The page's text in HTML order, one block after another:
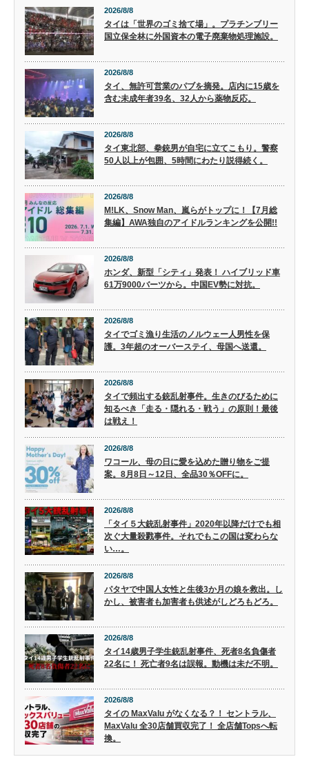
2026/8/8
タイは「世界のゴミ捨て場」。プラチンブリー
国立保全林に外国資本の電子廃棄物処理施設。
2026/8/8
タイ、無許可営業のパブを摘発。店内に15歳を
含む未成年者39名、32人から薬物反応。
2026/8/8
タイ東北部、拳銃男が自宅に立てこもり。警察
50人以上が包囲、5時間にわたり説得続く。
2026/8/8
M!LK、Snow Man、嵐らがトップに！【7月総
集編】AWA独自のアイドルランキングを公開!!
2026/8/8
ホンダ、新型「シティ」発表！ ハイブリッド車
61万9000バーツから。中国EV勢に対抗。
2026/8/8
タイでゴミ漁り生活のノルウェー人男性を保
護。3年超のオーバーステイ、母国へ送還。
2026/8/8
タイで頻出する銃乱射事件。生きのびるために
知るべき「走る・隠れる・戦う」の原則！最後
は戦え！
2026/8/8
ワコール、母の日に愛を込めた贈り物をご提
案。8月8日～12日、全品30％OFFに。
2026/8/8
「タイ５大銃乱射事件」2020年以降だけでも相
次ぐ大量殺戮事件。それでもこの国は変わらな
い…。
2026/8/8
パタヤで中国人女性と生後3か月の娘を救出。し
かし、被害者も加害者も供述がしどろもどろ。
2026/8/8
タイ14歳男子学生銃乱射事件、死者8名負傷者
22名に！ 死亡者9名は誤報。動機は未だ不明。
2026/8/8
タイの MaxValu がなくなる？！ セントラル、
MaxValu 全30店舗買収完了！ 全店舗Topsへ転
換。